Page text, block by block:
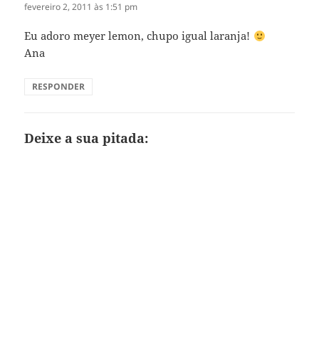
fevereiro 2, 2011 às 1:51 pm
Eu adoro meyer lemon, chupo igual laranja!
Ana
RESPONDER
Deixe a sua pitada: